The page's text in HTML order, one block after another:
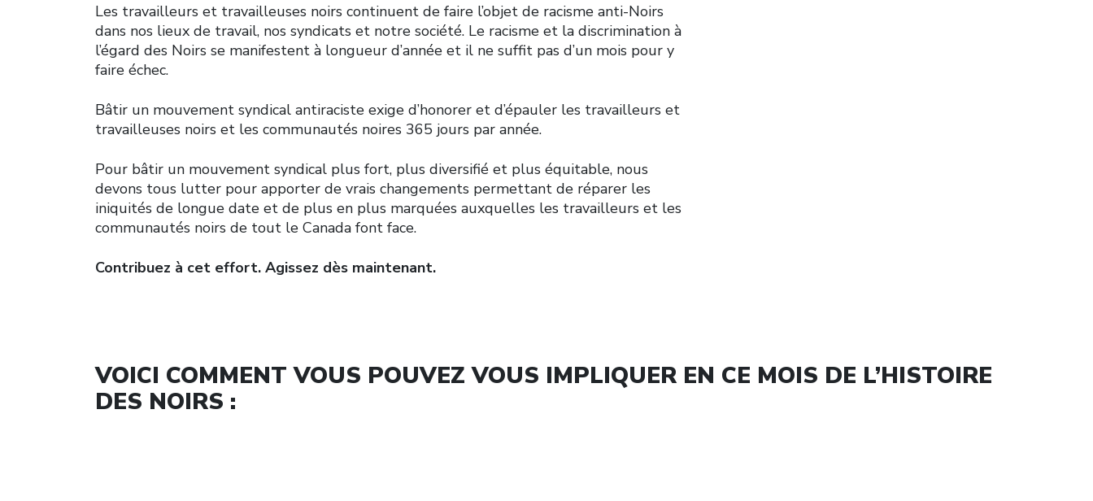
Les travailleurs et travailleuses noirs continuent de faire l’objet de racisme anti-Noirs
dans nos lieux de travail, nos syndicats et notre société. Le racisme et la discrimination à
l’égard des Noirs se manifestent à longueur d’année et il ne suffit pas d’un mois pour y
faire échec.
Bâtir un mouvement syndical antiraciste exige d’honorer et d’épauler les travailleurs et
travailleuses noirs et les communautés noires 365 jours par année.
Pour bâtir un mouvement syndical plus fort, plus diversifié et plus équitable, nous
devons tous lutter pour apporter de vrais changements permettant de réparer les
iniquités de longue date et de plus en plus marquées auxquelles les travailleurs et les
communautés noirs de tout le Canada font face.
Contribuez à cet effort. Agissez dès maintenant.
VOICI COMMENT VOUS POUVEZ VOUS IMPLIQUER EN CE MOIS DE L’HISTOIRE
DES NOIRS :